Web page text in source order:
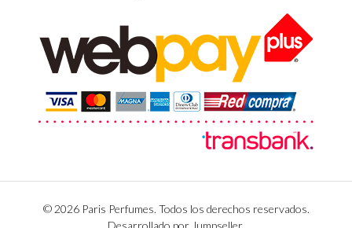
© 2026 Paris Perfumes. Todos los derechos reservados.
Desarrollado por Jumpseller.